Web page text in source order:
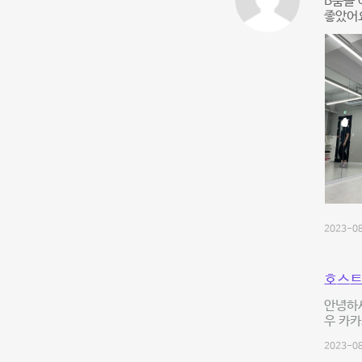
좋았어
2023-
호스
안녕하
우 카
2023-